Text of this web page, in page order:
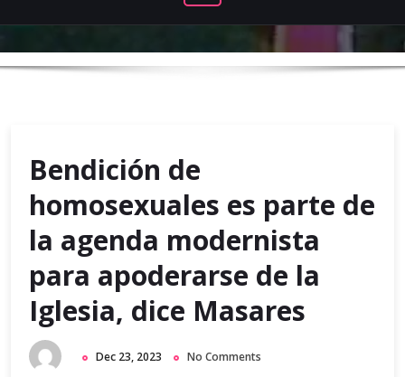
Bendición de
homosexuales es parte de
la agenda modernista
para apoderarse de la
Iglesia, dice Masares
Dec 23, 2023 No Comments